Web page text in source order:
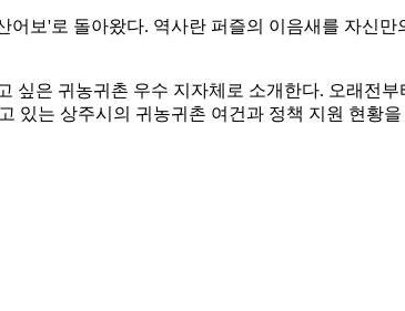
보'로 돌아왔다. 역사란 퍼즐의 이음새를 자신
싶은 귀농귀촌 우수 지자체로 소개한다. 오래전
있는 상주시의 귀농귀촌 여건과 정책 지원 현황